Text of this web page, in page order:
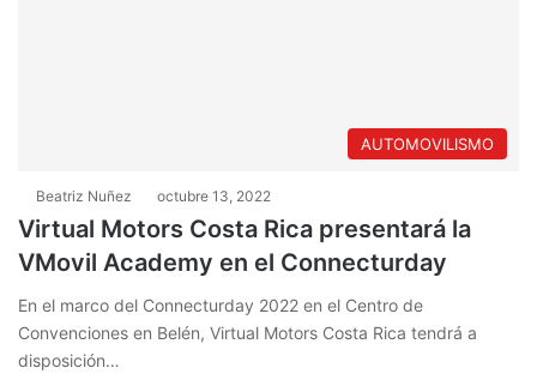
AUTOMOVILISMO
Beatriz Nuñez octubre 13, 2022
Virtual Motors Costa Rica presentará la
VMovil Academy en el Connecturday
En el marco del Connecturday 2022 en el Centro de
Convenciones en Belén, Virtual Motors Costa Rica tendrá a
disposición…